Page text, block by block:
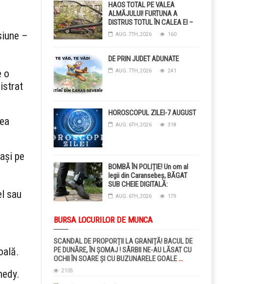
–
o
pe
sau
HAOS TOTAL PE VALEA
ALMĂJULUI! FURTUNA A
DISTRUS TOTUL ÎN CALEA EI –
COPACI CĂZUȚI, DRUMURI
BLOCAȚE, CURENT TĂIAT ȘI
GRINDINĂ!
AUG. 7TH, 2026 160
DE PRIN JUDET ADUNATE
AUG. 7TH, 2026 241
HOROSCOPUL ZILEI-7 AUGUST
AUG. 6TH, 2026 318
BOMBĂ ÎN POLIȚIE! Un om al
legii din Caransebeș, BĂGAT
SUB CHEIE DIGITALĂ:
Judecătorii i-au pus BRĂȚARĂ
ELECTRONICĂ la picior!
AUG. 6TH, 2026 179
BURSA LOCURILOR DE MUNCA
SCANDAL DE PROPORȚII LA GRANIȚĂ! BACUL DE
PE DUNĂRE, ÎN ȘOMAJ ! SÂRBII NE-AU LĂSAT CU
OCHII ÎN SOARE ȘI CU BUZUNARELE GOALE...
citește mai multe
2105